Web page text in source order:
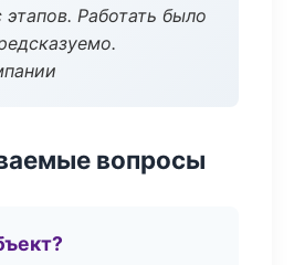
Работать было
вопросы